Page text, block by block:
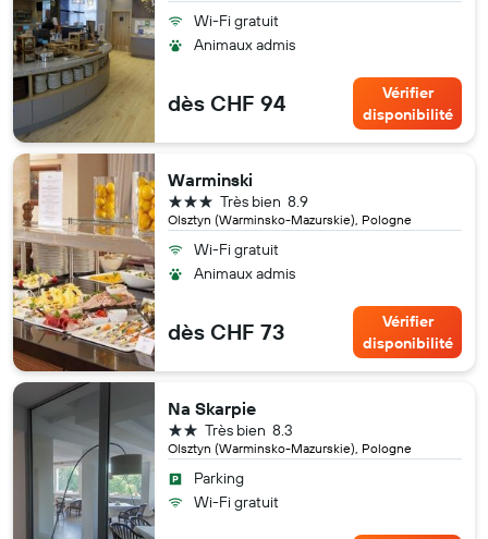
Wi-Fi gratuit
Animaux admis
dès CHF 94
Vérifier
disponibilité
Warminski
Olsztyn (Warminsko-Mazurskie), Pologne
8.9
Très bien
3 étoiles
Wi-Fi gratuit
Animaux admis
dès CHF 73
Vérifier
disponibilité
Na Skarpie
Olsztyn (Warminsko-Mazurskie), Pologne
8.3
Très bien
2 étoiles
Parking
Wi-Fi gratuit